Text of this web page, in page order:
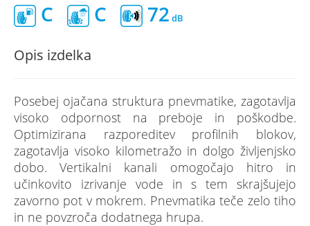
C C 72
Opis izdelka
Posebej ojačana struktura pnevmatike, zagotavlja
visoko odpornost na preboje in poškodbe.
Optimizirana razporeditev profilnih blokov,
zagotavlja visoko kilometražo in dolgo življenjsko
dobo. Vertikalni kanali omogočajo hitro in
učinkovito izrivanje vode in s tem skrajšujejo
zavorno pot v mokrem. Pnevmatika teče zelo tiho
in ne povzroča dodatnega hrupa.